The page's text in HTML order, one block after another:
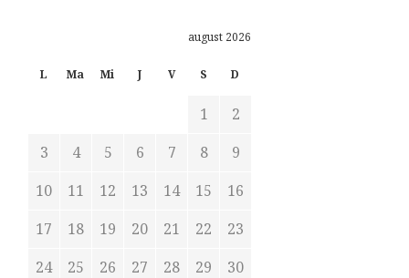
august 2026
L Ma Mi J V S D
1
2
3
4 5 6 7 8
9
10
11 12 13 14 15
16
17
18 19 20 21 22
23
24
25 26 27 28 29
30